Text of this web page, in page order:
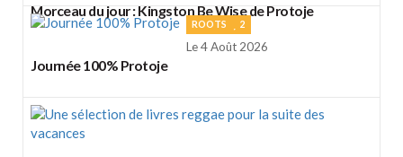
Morceau du jour : Kingston Be Wise de Protoje
ROOTS 2
Le 4 Août 2026
Journée 100% Protoje